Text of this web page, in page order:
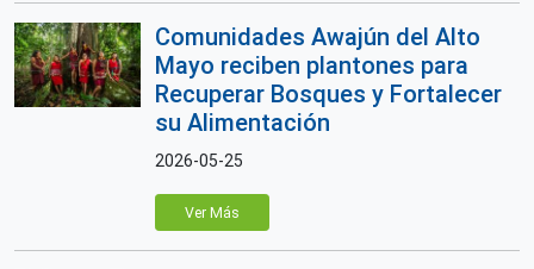
Comunidades Awajún del Alto
Mayo reciben plantones para
Recuperar Bosques y Fortalecer
su Alimentación
2026-05-25
Ver Más